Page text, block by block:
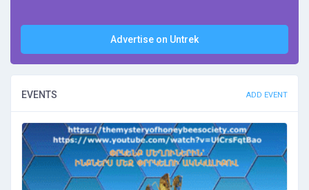
Advertise on Untrek
EVENTS ADD EVENT